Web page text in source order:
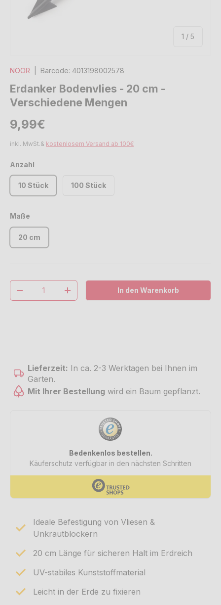
1 / von
5
NOOR Barcode: 4013198002578
Erdanker Bodenvlies - 20 cm -
Verschiedene Mengen
Normaler Preis
9,99€
inkl. MwSt.& kostenlosem Versand ab 100€
Anzahl
10 Stück 100 Stück
Maße
20 cm
Anzahl
Menge verringernMenge erhöhenIn den Warenkorb
Lieferzeit: In ca. 2-3 Werktagen bei Ihnen im
Garten.
Mit Ihrer Bestellung wird ein Baum gepflanzt.
Ideale Befestigung von Vliesen &
Unkrautblockern
20 cm Länge für sicheren Halt im Erdreich
UV-stabiles Kunststoffmaterial
Leicht in der Erde zu fixieren